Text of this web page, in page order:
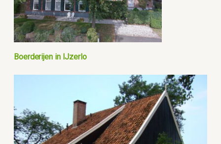
Boerderijen in IJzerlo